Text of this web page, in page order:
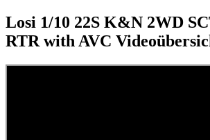
Losi 1/10 22S K&N 2WD
RTR with AVC